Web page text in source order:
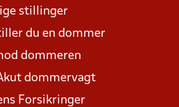
stillinger
du en dommer
dommeren
dommervagt
Forsikringer